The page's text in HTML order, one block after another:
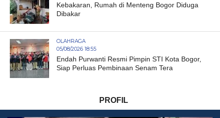
Kebakaran, Rumah di Menteng Bogor Diduga
Dibakar
OLAHRAGA
05/08/2026 18:55
Endah Purwanti Resmi Pimpin STI Kota Bogor,
Siap Perluas Pembinaan Senam Tera
PROFIL